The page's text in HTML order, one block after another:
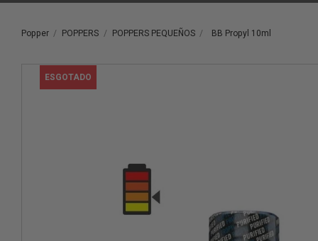
Popper POPPERS POPPERS PEQUEÑOS BB Propyl 10ml
ESGOTADO